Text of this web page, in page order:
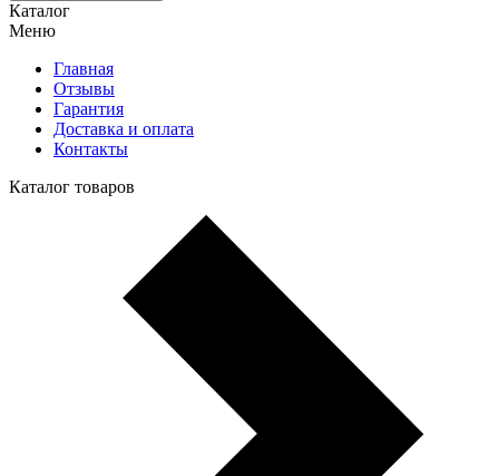
Каталог
Меню
Главная
Отзывы
Гарантия
Доставка и оплата
Контакты
Каталог товаров